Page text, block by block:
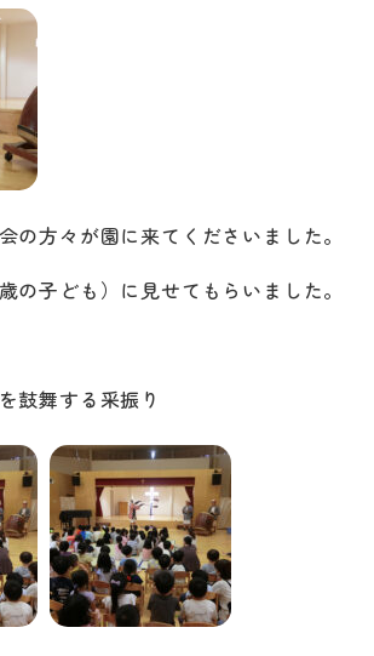
の方々が園に来てくださいました。
の子ども）に見せてもらいました。
鼓舞する采振り